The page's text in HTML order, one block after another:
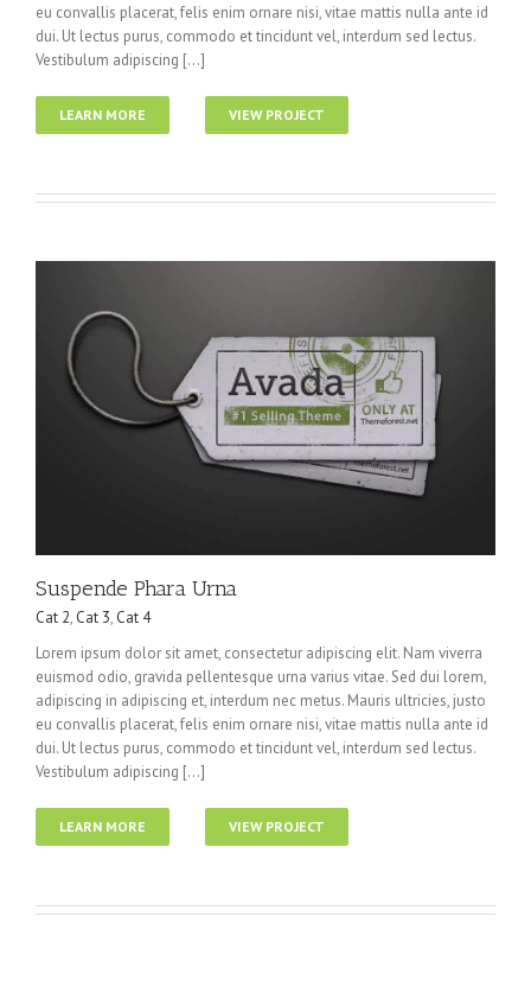
eu convallis placerat, felis enim ornare nisi, vitae mattis nulla ante id
dui. Ut lectus purus, commodo et tincidunt vel, interdum sed lectus.
Vestibulum adipiscing [...]
LEARN MORE VIEW PROJECT
Suspende Phara Urna
Cat 2, Cat 3, Cat 4
Lorem ipsum dolor sit amet, consectetur adipiscing elit. Nam viverra
euismod odio, gravida pellentesque urna varius vitae. Sed dui lorem,
adipiscing in adipiscing et, interdum nec metus. Mauris ultricies, justo
eu convallis placerat, felis enim ornare nisi, vitae mattis nulla ante id
dui. Ut lectus purus, commodo et tincidunt vel, interdum sed lectus.
Vestibulum adipiscing [...]
LEARN MORE VIEW PROJECT